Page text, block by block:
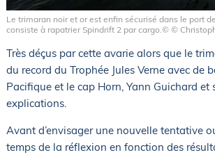
Le trimaran noir et or est enfin sécurisé dans le port
consiste à rapatrier Spindrift 2 par cargo.© ©
Très déçus par cette avarie alors que le
du record du Trophée Jules Verne avec
Pacifique et le cap Horn, Yann Guichard
explications.
Avant d’envisager une nouvelle tentative
temps de la réflexion en fonction des